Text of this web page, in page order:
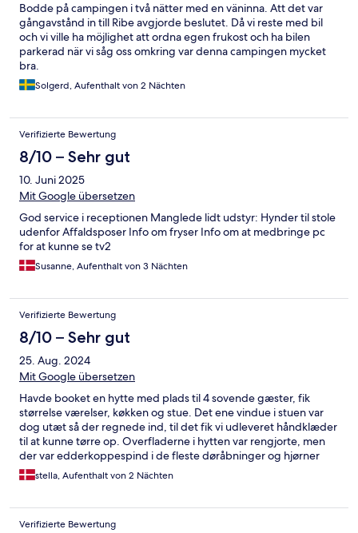
Bodde på campingen i två nätter med en väninna. Att det var
gångavstånd in till Ribe avgjorde beslutet. Då vi reste med bil
och vi ville ha möjlighet att ordna egen frukost och ha bilen
parkerad när vi såg oss omkring var denna campingen mycket
bra.
Solgerd, Aufenthalt von 2 Nächten
Verifizierte Bewertung
8/10 – Sehr gut
10. Juni 2025
Mit Google übersetzen
God service i receptionen Manglede lidt udstyr: Hynder til stole
udenfor Affaldsposer Info om fryser Info om at medbringe pc
for at kunne se tv2
Susanne, Aufenthalt von 3 Nächten
Verifizierte Bewertung
8/10 – Sehr gut
25. Aug. 2024
Mit Google übersetzen
Havde booket en hytte med plads til 4 sovende gæster, fik
størrelse værelser, køkken og stue. Det ene vindue i stuen var
dog utæt så der regnede ind, til det fik vi udleveret håndklæder
til at kunne tørre op. Overfladerne i hytten var rengjorte, men
der var edderkoppespind i de fleste døråbninger og hjørner
indenfor. Manglede belysning af udearealerne ved indkørsel til
campingpladsen samt hytte området. Hyggeligt sted med
stella, Aufenthalt von 2 Nächten
Verifizierte Bewertung